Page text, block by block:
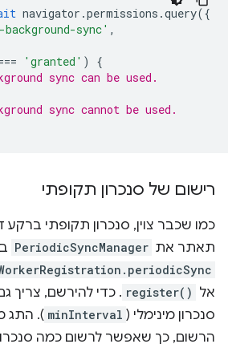
navigator .permissions .query({
sync' ,
'granted' )
{
sync can be used.
sync cannot be used.
רישום של סנכרון תקופתי
תאתר את PeriodicSyncManager
אל register() . כדי להירשם, צריך
סנכרון מינימלי ( minInterval ). התג
הרשום, כך שאפשר לרשום כמה